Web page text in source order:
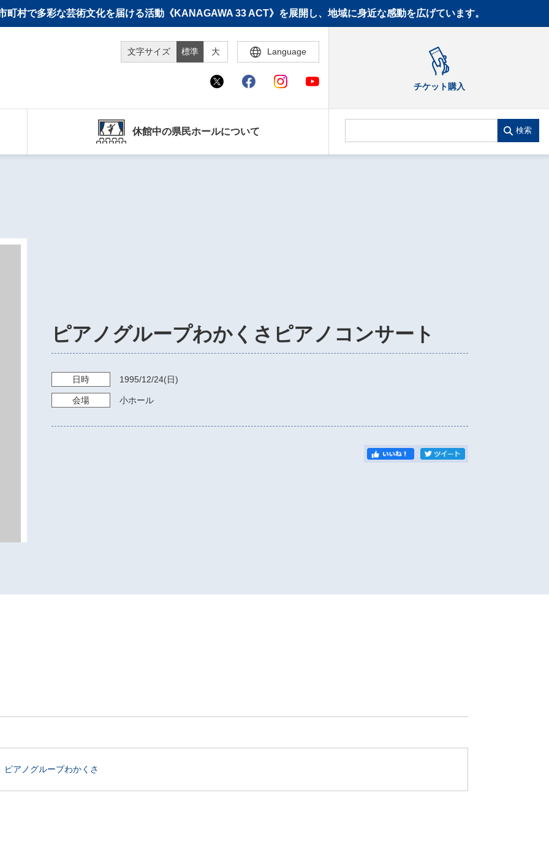
村で多彩な芸術文化を届ける活動《KANAGAWA 33 ACT》を展開し、地域に身近な感動を広げています。
文字サイズ 標準 大 Language
チケット購入
休館中の県民ホールについて 検索
ピアノグループわかくさピアノコンサート
日時 1995/12/24(日)
会場 小ホール
ピアノグループわかくさ